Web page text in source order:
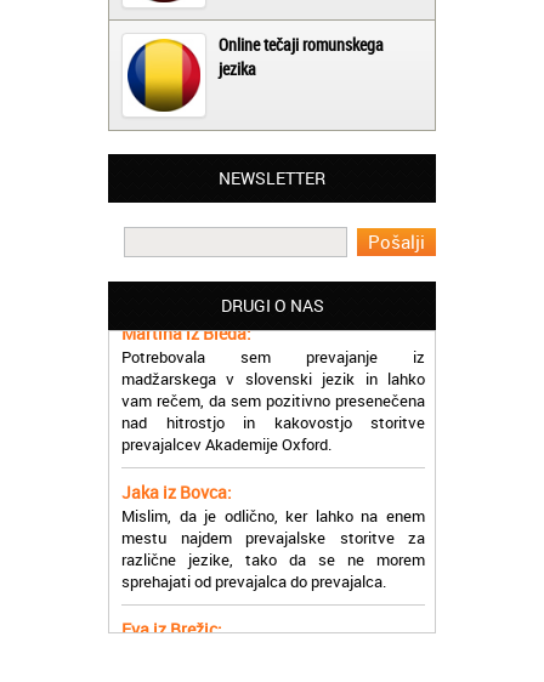
Online tečaji romunskega
jezika
NEWSLETTER
DRUGI O NAS
Matjaž iz Ajdovščine:
Lahko pohvalim vse zaposlene v Akademiji
Oxford, ker so resnično profesionalni in
prevajalske storitve opravljajo hitro in
Potrebovala sem prevajanje iz
madžarskega v slovenski jezik in lahko
vam rečem, da sem pozitivno presenečena
nad hitrostjo in kakovostjo storitve
prevajalcev Akademije Oxford.
Jaka iz Bovca:
Mislim, da je odlično, ker lahko na enem
mestu najdem prevajalske storitve za
različne jezike, tako da se ne morem
sprehajati od prevajalca do prevajalca.
Eva iz Brežic: